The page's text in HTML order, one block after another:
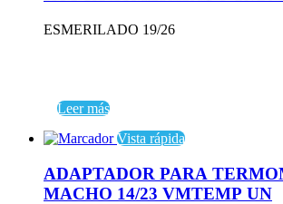
ESMERILADO 19/26
Leer más
Vista rápida
ADAPTADOR PARA
MACHO 14/23 VMTEMP UN